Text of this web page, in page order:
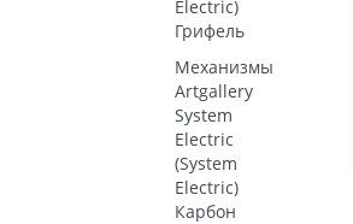
Electric)
Грифель
Механизмы
Artgallery
System
Electric
(System
Electric)
Карбон